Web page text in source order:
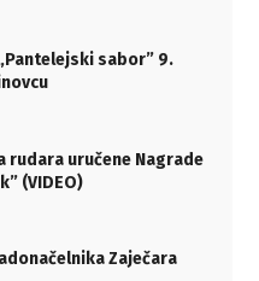
sabor” 9.
rudara uručene Nagrade
(VIDEO)
Zaječara